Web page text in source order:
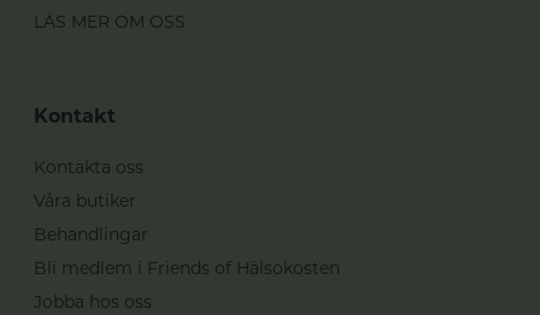
LÄS MER OM OSS
Kontakt
Kontakta oss
Våra butiker
Behandlingar
Bli medlem i Friends of Hälsokosten
Jobba hos oss